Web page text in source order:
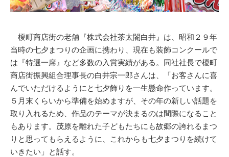
榎町商店街の老舗『株式会社茶太閤白井』は、昭和２９年
当時の七夕まつりの企画に携わり、現在も装飾コンクールで
は『特選一席』など多数の入賞実績がある。同社社長で榎町
商店街振興組合理事長の白井宗一郎さんは、「お客さんに喜
んでいただけるようにと七夕飾りを一生懸命作っています。
５月末くらいから準備を始めますが、その年の新しい話題を
取り入れるため、作品のテーマが決まるのは間際になること
もあります。茂原を離れた子どもたちにも故郷の誇れるまつ
りと思ってもらえるように、これからも七夕まつりを続けて
いきたい」と話す。